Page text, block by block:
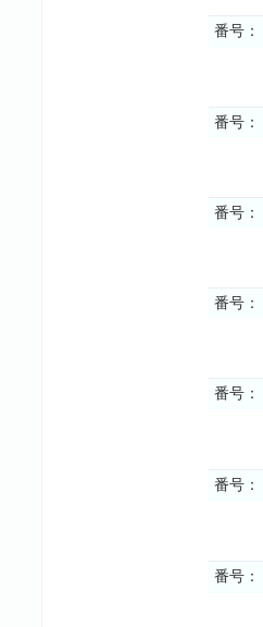
番号：
番号：
番号：
番号：
番号：
番号：
番号：